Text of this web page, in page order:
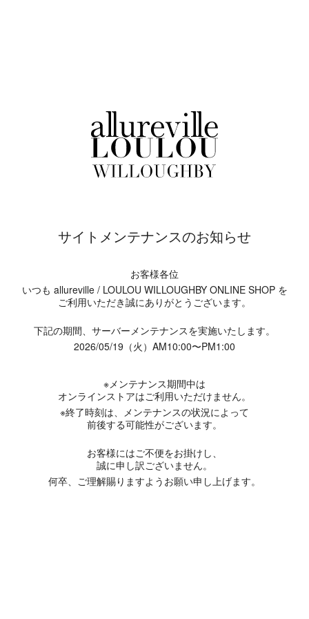
サイトメンテナンスのお知らせ
お客様各位
いつも allureville / LOULOU WILLOUGHBY ONLINE SHOP を
ご利用いただき誠にありがとうございます。
下記の期間、サーバーメンテナンスを実施いたします。
2026/05/19（火）AM10:00〜PM1:00
※メンテナンス期間中は
オンラインストアはご利用いただけません。
※終了時刻は、メンテナンスの状況によって
前後する可能性がございます。
お客様にはご不便をお掛けし、
誠に申し訳ございません。
何卒、ご理解賜りますようお願い申し上げます。